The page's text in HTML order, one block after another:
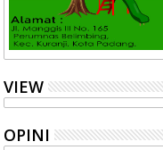
VIEW
OPINI